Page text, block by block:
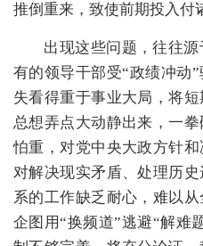
推倒重来，致使前期投入付
出现这些问题，往往源
有的领导干部受“政绩冲动
失看得重于事业大局，将
总想弄点大动静出来，一
怕重，对党中央大政方针
对解决现实矛盾、处理历
系的工作缺乏耐心，难以
企图用“换频道”逃避“解难